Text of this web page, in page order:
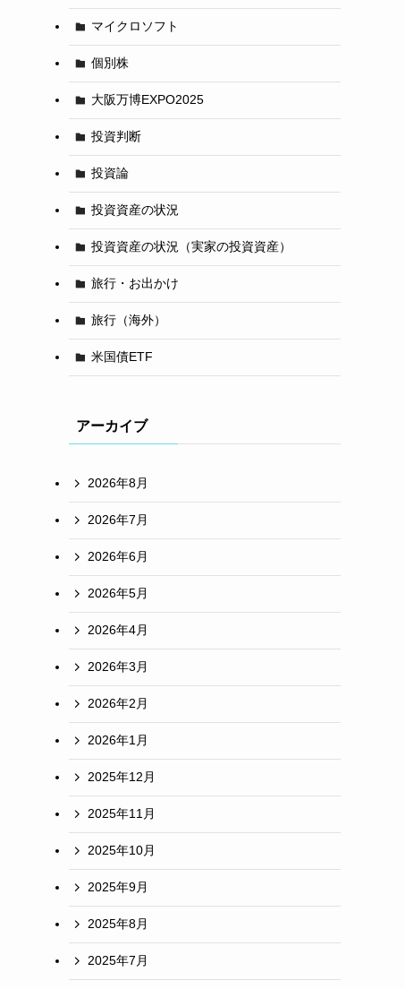
マイクロソフト
個別株
大阪万博EXPO2025
投資判断
投資論
投資資産の状況
投資資産の状況（実家の投資資産）
旅行・お出かけ
旅行（海外）
米国債ETF
アーカイブ
2026年8月
2026年7月
2026年6月
2026年5月
2026年4月
2026年3月
2026年2月
2026年1月
2025年12月
2025年11月
2025年10月
2025年9月
2025年8月
2025年7月